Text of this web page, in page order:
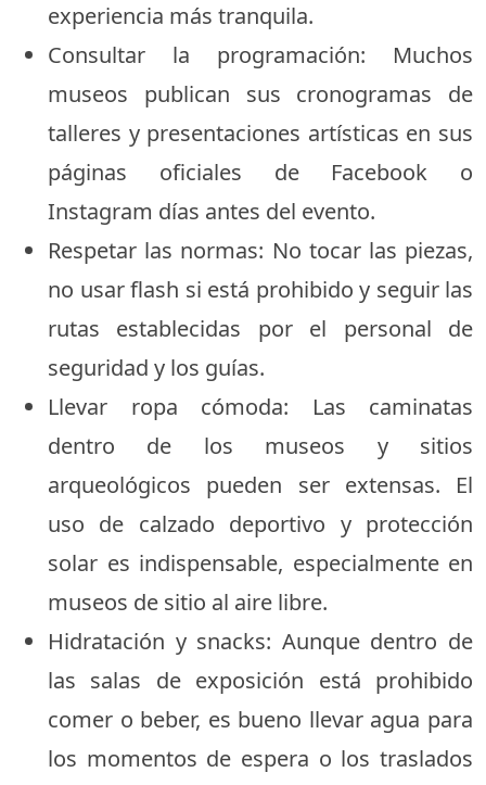
experiencia más tranquila.
Consultar la programación: Muchos
museos publican sus cronogramas de
talleres y presentaciones artísticas en sus
páginas oficiales de Facebook o
Instagram días antes del evento.
Respetar las normas: No tocar las piezas,
no usar flash si está prohibido y seguir las
rutas establecidas por el personal de
seguridad y los guías.
Llevar ropa cómoda: Las caminatas
dentro de los museos y sitios
arqueológicos pueden ser extensas. El
uso de calzado deportivo y protección
solar es indispensable, especialmente en
museos de sitio al aire libre.
Hidratación y snacks: Aunque dentro de
las salas de exposición está prohibido
comer o beber, es bueno llevar agua para
los momentos de espera o los traslados